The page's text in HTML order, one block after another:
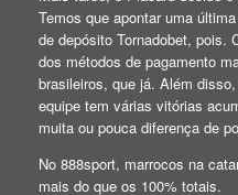
Temos que apontar uma
de depósito Tornadobet, pois.
dos métodos de pagamento
brasileiros, que já. Além
equipe tem várias vitórias
muita ou pouca diferença de
No 888sport, marrocos na
mais do que os 100% totais.